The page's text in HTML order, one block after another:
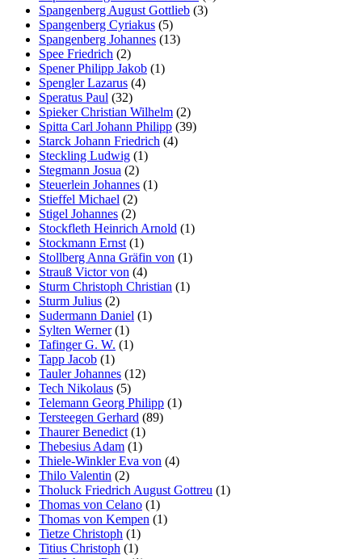
Spangenberg August Gottlieb (3)
Spangenberg Cyriakus (5)
Spangenberg Johannes (13)
Spee Friedrich (2)
Spener Philipp Jakob (1)
Spengler Lazarus (4)
Speratus Paul (32)
Spieker Christian Wilhelm (2)
Spitta Carl Johann Philipp (39)
Starck Johann Friedrich (4)
Steckling Ludwig (1)
Stegmann Josua (2)
Steuerlein Johannes (1)
Stieffel Michael (2)
Stigel Johannes (2)
Stockfleth Heinrich Arnold (1)
Stockmann Ernst (1)
Stollberg Anna Gräfin von (1)
Strauß Victor von (4)
Sturm Christoph Christian (1)
Sturm Julius (2)
Sudermann Daniel (1)
Sylten Werner(1)
Tafinger G. W. (1)
Tapp Jacob (1)
Tauler Johannes (12)
Tech Nikolaus (5)
Telemann Georg Philipp (1)
Tersteegen Gerhard (89)
Thaurer Benedict (1)
Thebesius Adam (1)
Thiele-Winkler Eva von (4)
Thilo Valentin (2)
Tholuck Friedrich August Gottreu (1)
Thomas von Celano (1)
Thomas von Kempen (1)
Tietze Christoph (1)
Titius Christoph (1)